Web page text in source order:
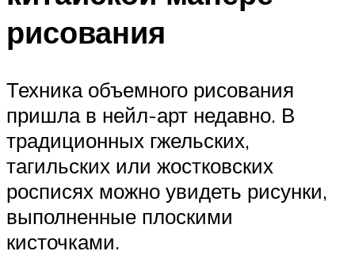
рисования
Техника объемного рисования
пришла в нейл-арт недавно. В
традиционных гжельских,
тагильских или жостковских
росписях можно увидеть рисунки,
выполненные плоскими
кисточками.